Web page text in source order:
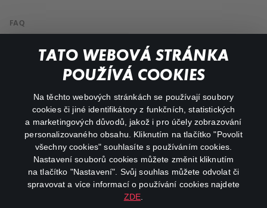
TATO WEBOVÁ STRÁNKA
POUŽÍVÁ COOKIES
Na těchto webových stránkách se používají soubory
cookies či jiné identifikátory z funkčních, statistických
a marketingových důvodů, jakož i pro účely zobrazování
personalizovaného obsahu. Kliknutím na tlačítko "Povolit
všechny cookies" souhlasíte s používáním cookies.
Nastavení souborů cookies můžete změnit kliknutím
na tlačítko "Nastavení". Svůj souhlas můžete odvolat či
spravovat a více informací o používání cookies najdete
ZDE
FAQ
Můj účet
Důležité odkazy
facebookinstagram
youtube